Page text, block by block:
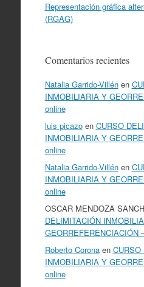
Representación gráfica
(RGAG)
Comentarios recientes
Natalia Garrido-Villénen
INMOBILIARIA Y
online
luis picazoen CURSO
INMOBILIARIA Y
online
Natalia Garrido-Villénen
INMOBILIARIA Y
online
OSCAR MENDOZA
DELIMITACIÓN
GEORREFERENCIACIÓN
Roberto Coronaen CURSO
INMOBILIARIA Y
online